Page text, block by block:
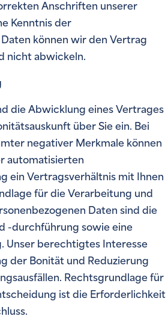
Anschriften unserer
Kenntnis der
können wir den Vertrag
nicht abwickeln.
die Abwicklung eines Vertrages
über Sie ein. Bei
negativer Merkmale können
automatisierten
ein Vertragsverhältnis mit Ihnen
für die Verarbeitung und
Daten sind die
-durchführung sowie eine
Unser berechtigtes Interesse
der Bonität und Reduzierung
Rechtsgrundlage für
ist die Erforderlichkeit